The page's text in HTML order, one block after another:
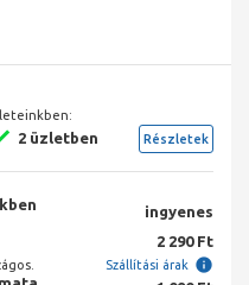
2 üzletben Részletek
ingyenes
2 290 Ft
Szállítási árak